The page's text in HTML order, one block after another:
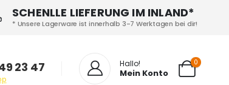
SCHENLLE LIEFERUNG IM INLAND*
* Unsere Lagerware ist innerhalb 3-7 Werktagen bei dir!
23 47 Hallo!
Mein Konto
0